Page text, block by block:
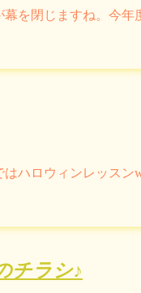
を閉じますね。今
ハロウィンレッス
チラシ♪